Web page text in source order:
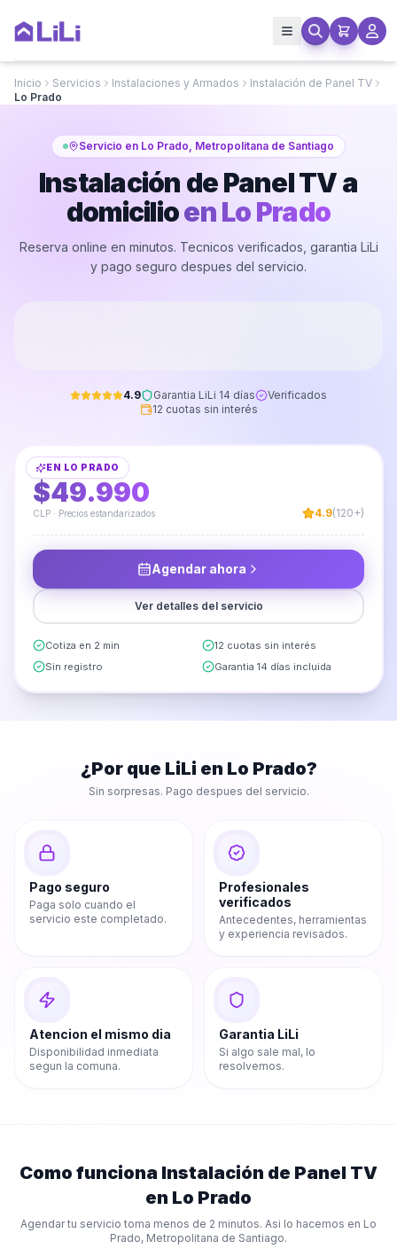
Inicio Servicios Instalaciones y Armados
Instalación de Panel TV
Lo Prado
Servicio en Lo Prado, Metropolitana de Santiago
Instalación de Panel TV a
domicilioenLo Prado
Reserva online en minutos. Tecnicos verificados, garantia LiLi
y pago seguro despues del servicio.
4.9 Garantia LiLi 14 días
Verificados
12 cuotas sin interés
EN LO PRADO
DESDE
$49.990
CLP · Precios estandarizados 4.9(120+)
Agendar ahora
Ver detalles del servicio
Cotiza en 2 min
12 cuotas sin interés
Sin registro
Garantia 14 días incluida
¿Por que LiLi en Lo Prado?
Sin sorpresas. Pago despues del servicio.
Pago seguro
Paga solo cuando el
servicio este completado.
Profesionales
verificados
Antecedentes, herramientas
y experiencia revisados.
Atencion el mismo dia
Disponibilidad inmediata
segun la comuna.
Garantia LiLi
Si algo sale mal, lo
resolvemos.
Como funciona Instalación de Panel TV
en Lo Prado
Agendar tu servicio toma menos de 2 minutos. Asi lo hacemos en Lo
Prado, Metropolitana de Santiago.